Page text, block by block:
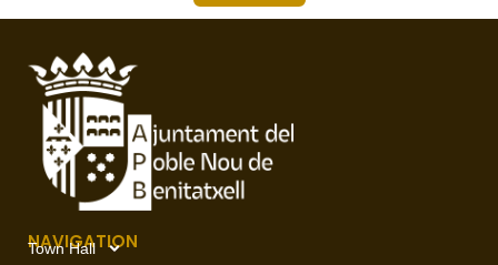
NAVIGATION
Town Hall